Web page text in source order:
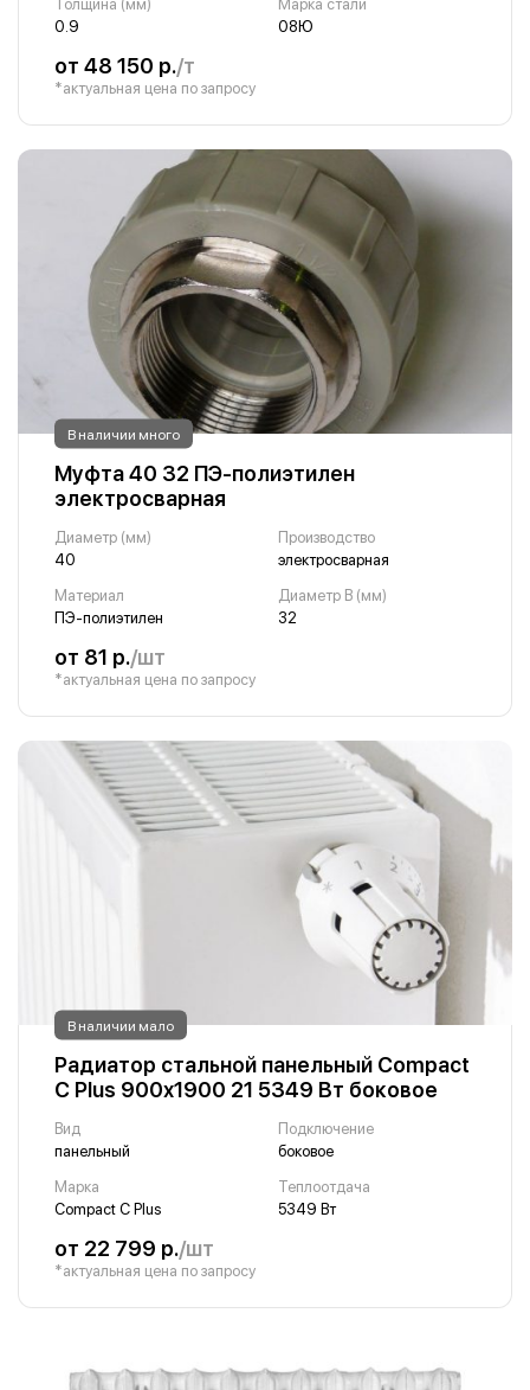
Толщина (мм)
0.9
Марка стали
08Ю
от 48 150 р./т
*актуальная цена по запросу
В наличии много
Муфта 40 32 ПЭ-полиэтилен
электросварная
Диаметр (мм)
40
Производство
электросварная
Материал
ПЭ-полиэтилен
Диаметр B (мм)
32
от 81 р./шт
*актуальная цена по запросу
В наличии мало
Радиатор стальной панельный Compact
C Plus 900х1900 21 5349 Вт боковое
Вид
панельный
Подключение
боковое
Марка
Compact C Plus
Теплоотдача
5349 Вт
от 22 799 р./шт
*актуальная цена по запросу